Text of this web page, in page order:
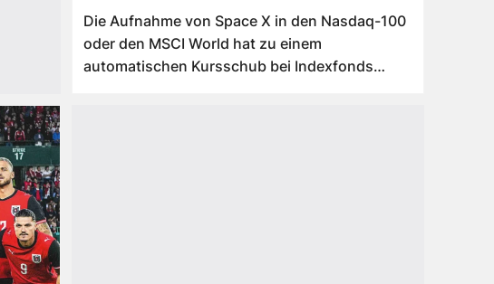
Die Aufnahme von Space X in den Nasdaq-100
oder den MSCI World hat zu einem
auto­matischen Kursschub bei Indexfonds